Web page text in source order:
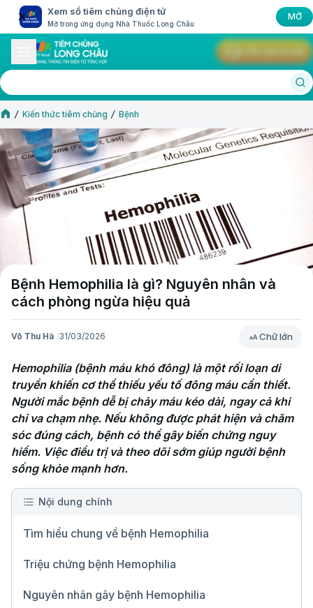
Xem sổ tiêm chủng điện tử
Mở trong ứng dụng Nhà Thuốc Long Châu
MỞ
Kiến thức tiêm chủng Bệnh
Bệnh Hemophilia là gì? Nguyên nhân và
cách phòng ngừa hiệu quả
Võ Thu Hà 31/03/2026 Chữ lớn
Hemophilia (bệnh máu khó đông) là một rối loạn di
truyền khiến cơ thể thiếu yếu tố đông máu cần thiết.
Người mắc bệnh dễ bị chảy máu kéo dài, ngay cả khi
chỉ va chạm nhẹ. Nếu không được phát hiện và chăm
sóc đúng cách, bệnh có thể gây biến chứng nguy
hiểm. Việc điều trị và theo dõi sớm giúp người bệnh
sống khỏe mạnh hơn.
Nội dung chính
Tìm hiểu chung về bệnh Hemophilia
Triệu chứng bệnh Hemophilia
Nguyên nhân gây bệnh Hemophilia